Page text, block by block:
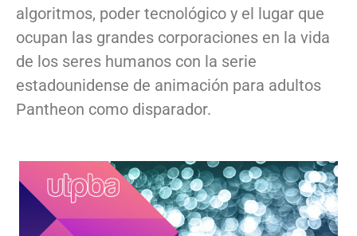
algoritmos, poder tecnológico y el lugar que
ocupan las grandes corporaciones en la vida
de los seres humanos con la serie
estadounidense de animación para adultos
Pantheon como disparador.